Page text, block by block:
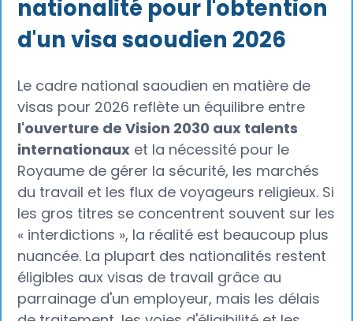
nationalité pour l'obtention
d'un visa saoudien 2026
Le cadre national saoudien en matière de
visas pour 2026 reflète un équilibre entre
l'ouverture de Vision 2030 aux talents
internationaux et la nécessité pour le
Royaume de gérer la sécurité, les marchés
du travail et les flux de voyageurs religieux. Si
les gros titres se concentrent souvent sur les
« interdictions », la réalité est beaucoup plus
nuancée. La plupart des nationalités restent
éligibles aux visas de travail grâce au
parrainage d'un employeur, mais les délais